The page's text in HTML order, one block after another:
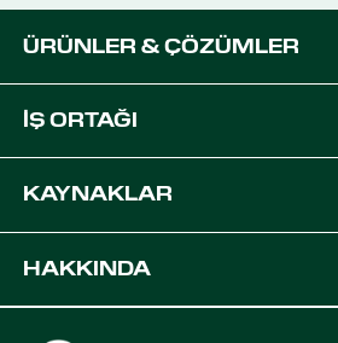
ÜRÜNLER & ÇÖZÜMLER
Ekipmana Çözümleri
İŞ ORTAĞI
OEM Çözümleri
KAYNAKLAR
Ürün Kaynakları
HAKKINDA